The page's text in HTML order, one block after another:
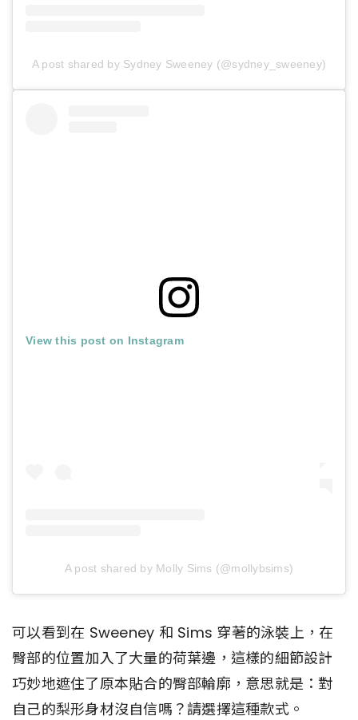
A post shared by Sydney Sweeney (@sydney_sweeney)
View this post on Instagram
A post shared by Molly Sims (@mollybsims)
可以看到在 Sweeney 和 Sims 穿著的泳裝上，在
臀部的位置加入了大量的荷葉邊，這樣的細節設計
巧妙地遮住了原本貼合的臀部輪廓，意思就是：對
自己的梨形身材沒自信嗎？請選擇這種款式。